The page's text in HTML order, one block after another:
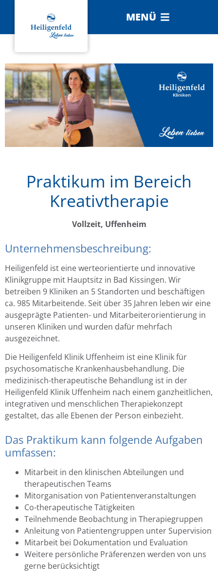
MENÜ
Praktikum im Bereich
Kreativtherapie
Vollzeit, Uffenheim
Unternehmensbeschreibung:
Heiligenfeld ist eine werteorientierte und innovative
Klinikgruppe mit Hauptsitz in Bad Kissingen. Wir
betreiben 9 Kliniken an 5 Standorten und beschäftigen
ca. 985 Mitarbeitende. Seit über 35 Jahren leben wir eine
ausgeprägte Patienten- und Mitarbeiterorientierung in
unseren Kliniken und wurden dafür mehrfach
ausgezeichnet.
Die Heiligenfeld Klinik Uffenheim ist eine Klinik für
psychosomatische Krankenhausbehandlung. Die
medizinisch-therapeutische Behandlung ist in der
Heiligenfeld Klinik Uffenheim nach einem ganzheitlichen,
integrativen und menschlichen Therapiekonzept
gestaltet, das alle Ebenen der Person einbezieht.
Das Praktikum kann folgende Aufgaben
umfassen:
Mitarbeit in den klinischen Abteilungen und
therapeutischen Teams
Mitorganisation von Patientenveranstaltungen
Co-therapeutische Tätigkeiten
Teilnehmende Beobachtung in Therapiegruppen
Anleitung von Patientengruppen unter Supervision
Mitarbeit bei Dokumentation und Evaluation
Weitere persönliche Präferenzen werden von uns
gerne berücksichtigt